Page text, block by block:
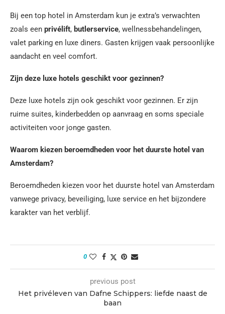
Bij een top hotel in Amsterdam kun je extra’s verwachten
zoals een privélift, butlerservice, wellnessbehandelingen,
valet parking en luxe diners. Gasten krijgen vaak persoonlijke
aandacht en veel comfort.
Zijn deze luxe hotels geschikt voor gezinnen?
Deze luxe hotels zijn ook geschikt voor gezinnen. Er zijn
ruime suites, kinderbedden op aanvraag en soms speciale
activiteiten voor jonge gasten.
Waarom kiezen beroemdheden voor het duurste hotel van
Amsterdam?
Beroemdheden kiezen voor het duurste hotel van Amsterdam
vanwege privacy, beveiliging, luxe service en het bijzondere
karakter van het verblijf.
0
previous post
Het privéleven van Dafne Schippers: liefde naast de
baan